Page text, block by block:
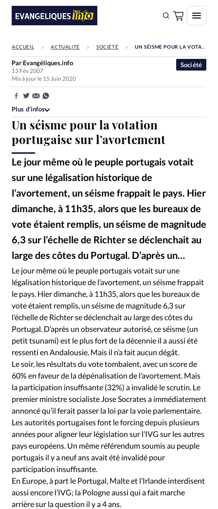
FAIRE UN DON
Faire un don
Société
Monde
Bible
Toute l'actualité
Se connecter
RUBRIQUES
Toute l'actualité Bible Culture
Economie
Eglises
Histoire Laicité
Liberté religieuse
Mission
Monde People Politique
Religions
Société
ACCUEIL ACTUALITÉ SOCIÉTÉ UN SÉISME POUR LA VOTATION PORTUGAISE SUR L’AVORTEMENT
Un séisme pour la votation
portugaise sur l’avortement
Le jour même où le peuple portugais votait
sur une légalisation historique de
l’avortement, un séisme frappait le pays. Hier
dimanche, à 11h35, alors que les bureaux de
vote étaient remplis, un séisme de magnitude
6,3 sur l’échelle de Richter se déclenchait au
large des côtes du Portugal. D’après un…
Société
Par Evangéliques.info
13 Fév 2007
Mis à jour le 15 Juin 2020
Partager:
Plus d’infos
Le jour même où le peuple portugais votait sur une
légalisation historique de l’avortement, un séisme frappait
le pays. Hier dimanche, à 11h35, alors que les bureaux de
vote étaient remplis, un séisme de magnitude 6,3 sur
l’échelle de Richter se déclenchait au large des côtes du
Portugal. D’après un observateur autorisé, ce séisme (un
petit tsunami) est le plus fort de la décennie il a aussi été
ressenti en Andalousie. Mais il n’a fait aucun dégât.
Le soir, les résultats du vote tombaient, avec un score de
60% en faveur de la dépénalisation de l’avortement. Mais
la participation insuffisante (32%) a invalidé le scrutin. Le
premier ministre socialiste Jose Socrates a immédiatement
annoncé qu’il ferait passer la loi par la voie parlementaire.
Les autorités portugaises font le forcing depuis plusieurs
années pour aligner leur législation sur l’IVG sur les autres
pays européens. Un même référendum soumis au peuple
portugais il y a neuf ans avait été invalidé pour
participation insuffisante.
En Europe, à part le Portugal, Malte et l’Irlande interdisent
aussi encore l’IVG; la Pologne aussi qui a fait marche
arrière sur la question il y a 4 ans.